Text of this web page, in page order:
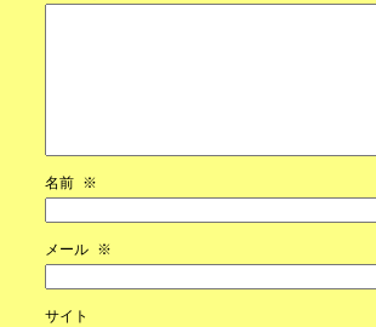
名前 ※
メール ※
サイト